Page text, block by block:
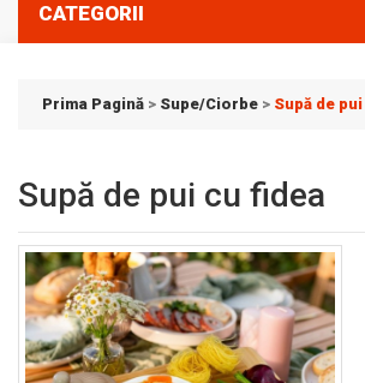
CATEGORII
Prima Pagină > Supe/Ciorbe > Supă de
Supă de pui cu fidea